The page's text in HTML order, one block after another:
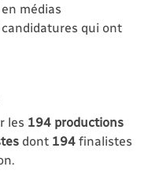
en médias
candidatures qui ont
les 194 productions
dont 194 finalistes